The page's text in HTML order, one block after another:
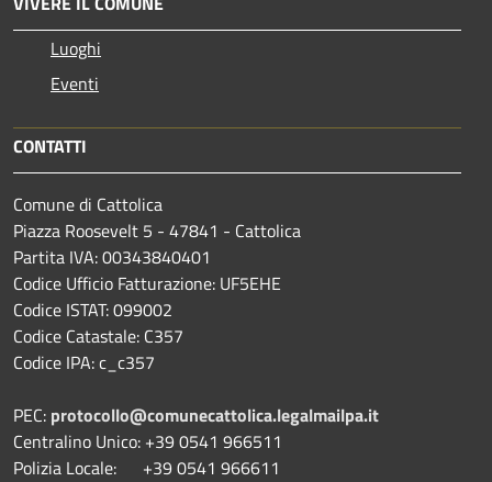
Luoghi
Eventi
CONTATTI
Comune di Cattolica
Piazza Roosevelt 5 - 47841 - Cattolica
Partita IVA: 00343840401
Codice Ufficio Fatturazione: UF5EHE
Codice ISTAT: 099002
Codice Catastale: C357
Codice IPA: c_c357
PEC: protocollo@comunecattolica.legalmailpa.it
Centralino Unico: +39 0541 966511
Polizia Locale: +39 0541 966611